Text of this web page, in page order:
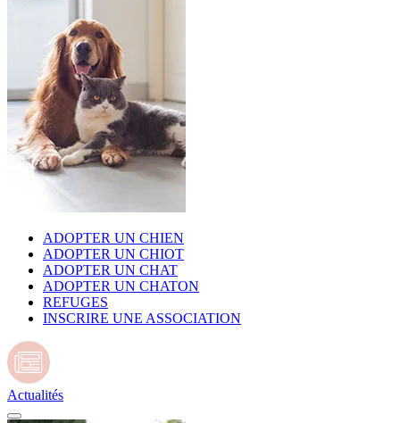
ADOPTER UN CHIEN
ADOPTER UN CHIOT
ADOPTER UN CHAT
ADOPTER UN CHATON
REFUGES
INSCRIRE UNE ASSOCIATION
Actualités